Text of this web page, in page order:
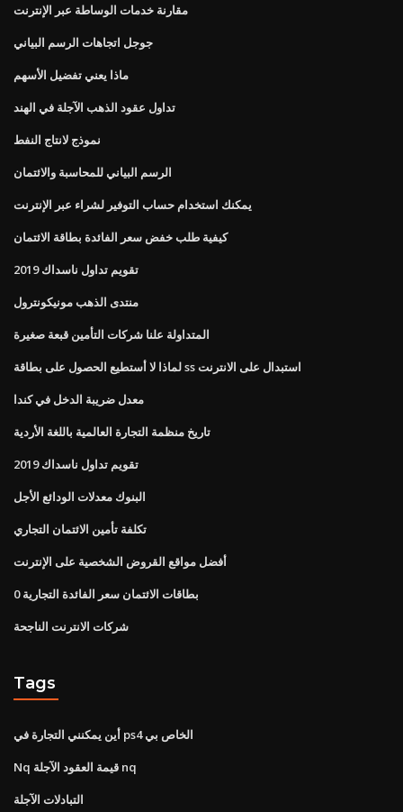
مقارنة خدمات الوساطة عبر الإنترنت
جوجل اتجاهات الرسم البياني
ماذا يعني تفضيل الأسهم
تداول عقود الذهب الآجلة في الهند
نموذج لانتاج النفط
الرسم البياني للمحاسبة والائتمان
يمكنك استخدام حساب التوفير لشراء عبر الإنترنت
كيفية طلب خفض سعر الفائدة بطاقة الائتمان
تقويم تداول ناسداك 2019
منتدى الذهب مونيكونترول
المتداولة علنا ​​شركات التأمين قبعة صغيرة
لماذا لا أستطيع الحصول على بطاقة ss استبدال على الانترنت
معدل ضريبة الدخل في كندا
تاريخ منظمة التجارة العالمية باللغة الأردية
تقويم تداول ناسداك 2019
البنوك معدلات الودائع الأجل
تكلفة تأمين الائتمان التجاري
أفضل مواقع القروض الشخصية على الإنترنت
0 بطاقات الائتمان سعر الفائدة التجارية
شركات الانترنت الناجحة
Tags
أين يمكنني التجارة في ps4 الخاص بي
Nq قيمة العقود الآجلة nq
التبادلات الآجلة